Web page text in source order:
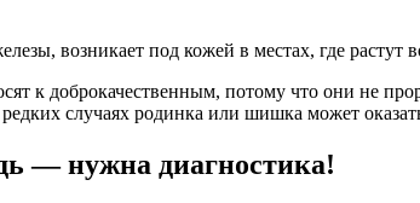
возникает под кожей в местах, где растут
к доброкачественным, потому что они не
случаях родинка или шишка может
— нужна диагностика!